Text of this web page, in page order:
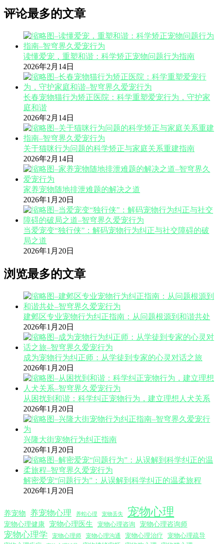
评论最多的文章
读懂爱宠，重塑和谐：科学矫正宠物问题行为指南
2026年2月14日
长春宠物猫行为矫正医院：科学重塑爱宠行为，守护家
庭和谐
2026年2月14日
关于猫咪行为问题的科学矫正与家庭关系重建指南
2026年2月14日
家养宠物随地排泄难题的解决之道
2026年1月20日
当爱宠变“独行侠”：解码宠物行为纠正与社交障碍的破
局之道
2026年1月20日
浏览最多的文章
建邺区专业宠物行为纠正指南：从问题根源到和谐共处
2026年1月20日
成为宠物行为纠正师：从学徒到专家的心灵对话之旅
2026年1月20日
从困扰到和谐：科学纠正宠物行为，建立理想人犬关系
2026年1月20日
兴隆大街宠物行为纠正指南
2026年1月20日
解密爱宠“问题行为”：从误解到科学纠正的温柔旅程
2026年1月20日
养宠物 养宠物心理 养蛇心理 宠物丢失 宠物心理
宠物心理健康 宠物心理医生 宠物心理咨询 宠物心理咨询师
宠物心理学 宠物心理师 宠物心理沟通 宠物心理治疗
宠物心理疏导